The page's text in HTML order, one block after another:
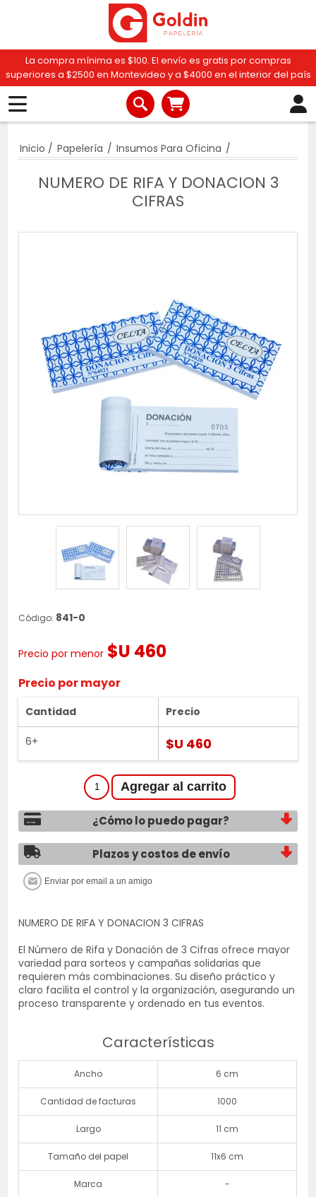
La compra mínima es $100. El envío es gratis por compras
superiores a $2500 en Montevideo y a $4000 en el interior del país
Inicio / Papelería / Insumos Para Oficina /
NUMERO DE RIFA Y DONACION 3
CIFRAS
Código: 841-0
Precio por menor $U 460
Precio por mayor
Cantidad
6+
Precio
$U 460
¿Cómo lo puedo pagar?
Plazos y costos de envío
NUMERO DE RIFA Y DONACION 3 CIFRAS
El Número de Rifa y Donación de 3 Cifras ofrece mayor
variedad para sorteos y campañas solidarias que
requieren más combinaciones. Su diseño práctico y
claro facilita el control y la organización, asegurando un
proceso transparente y ordenado en tus eventos.
Características
Ancho 6 cm
Cantidad de facturas 1000
Largo 11 cm
Tamaño del papel 11x6 cm
Marca -